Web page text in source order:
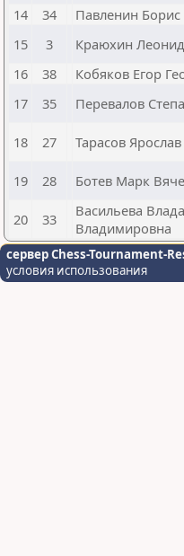
14
34 Павленин Борис
15
3 Краюхин
16
38 Кобяков Егор
17
35 Перевалов
18 27 Тарасов
19 28 Ботев Марк
20 33
Васильева Влада
Владимировна
сервер Chess-Tournament-
условия использования